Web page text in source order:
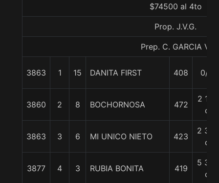
$74500 al 4to
Prop. J.V.G.
Prep. C. GARCIA V.
3863 1 15 DANITA FIRST 408 0/0
3860 2 8 BOCHORNOSA 472
2 1/4
c
3863 3 6 MI UNICO NIETO 423
2 3/4
c
3877 4 3 RUBIA BONITA 419
5 3/4
c